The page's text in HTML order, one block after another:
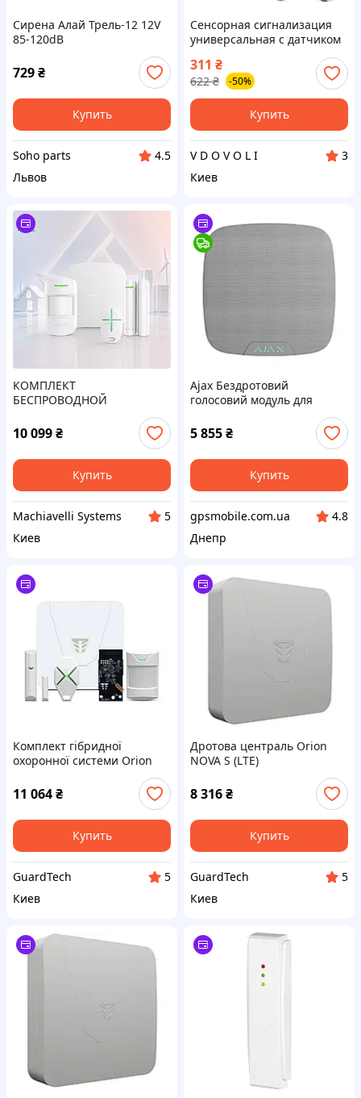
Сирена Алай Трель-12 12V
85-120dB
729₴
Купить
Soho parts
4.5
Львов
Сенсорная сигнализация
универсальная с датчиком
движения, сиреной 105 дБ,
2 пультами XC-34
311 ₴
622 ₴ -50%
Купить
V D O V O L I
3
Киев
КОМПЛЕКТ
БЕСПРОВОДНОЙ
StarterKit White с 2G и
Ethernet
10 099₴
Купить
Machiavelli Systems
5
Киев
Ajax Бездротовий
голосовий модуль для
SpeakerPhone Jeweller White
(87530.180.WH1)
5 855₴
Купить
gpsmobile.com.ua
4.8
Днепр
Комплект гібридної
охоронної системи Orion
11 064₴
Купить
GuardTech
5
Киев
Дротова централь Orion
NOVA S (LTE)
8 316₴
Купить
GuardTech
5
Киев